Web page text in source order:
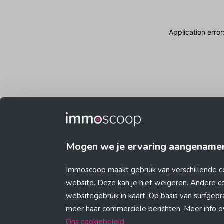
Mogen we je ervaring
Immoscoop maakt gebruik van verschillende
website. Deze kan je niet weigeren. Andere
websitegebruik in kaart. Op basis van
meer haar commerciële berichten. Meer info
Ons cookiebeleid
Application